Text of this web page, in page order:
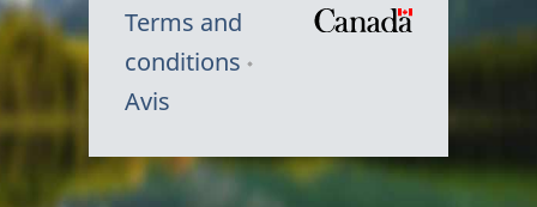
Terms and
conditions
Avis
Symbole
du